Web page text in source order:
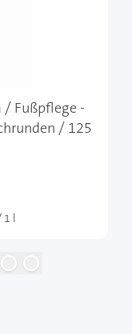
/ Fußpflege -
/ 125
1 l